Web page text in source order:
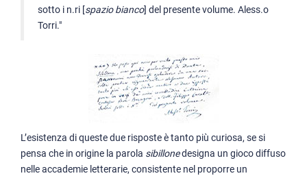
sotto i n.ri [spazio bianco] del presente volume. Aless.o
Torri."
L’esistenza di queste due risposte è tanto più curiosa, se si
pensa che in origine la parola sibillonedesigna un gioco diffuso
nelle accademie letterarie, consistente nel proporre un